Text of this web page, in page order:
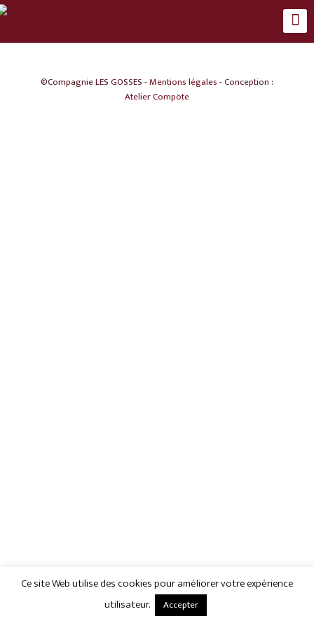
©Compagnie LES GOSSES -Mentions légales- Conception :
Atelier Compöte
Ce site Web utilise des cookies pour améliorer votre expérience
utilisateur.
Accepter